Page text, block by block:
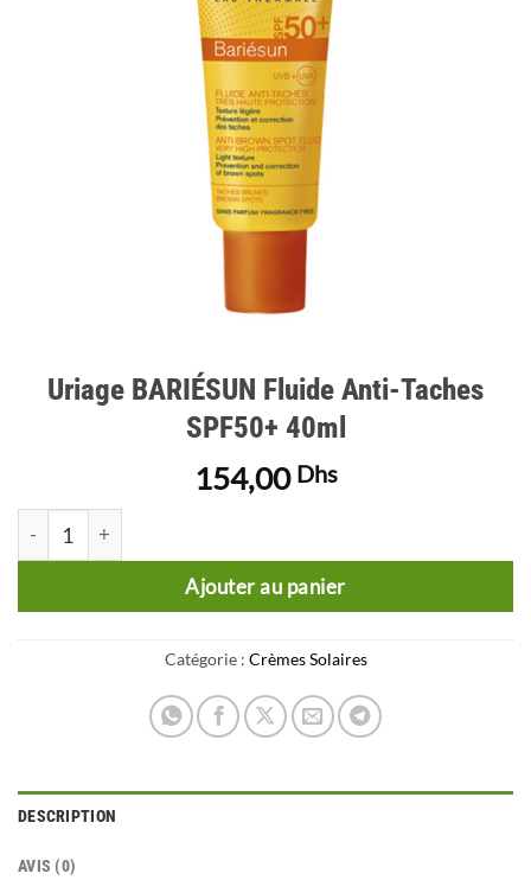
Uriage BARIÉSUN Fluide Anti-Taches
SPF50+ 40ml
154,00 Dhs
quantité de Uriage BARIÉSUN Fluide Anti-Taches SPF50+ 40ml
Ajouter au panier
Catégorie : Crèmes Solaires
DESCRIPTION
AVIS (0)